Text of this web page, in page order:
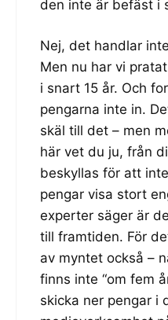
den inte är befäst i
Nej, det handlar
Men nu har vi
i snart 15 år. Och
pengarna inte in.
skäl till det – men
här vet du ju, från
beskyllas för att
pengar visa stort
experter säger är
till framtiden. För
av myntet också –
finns inte “om fem
skicka ner pengar i